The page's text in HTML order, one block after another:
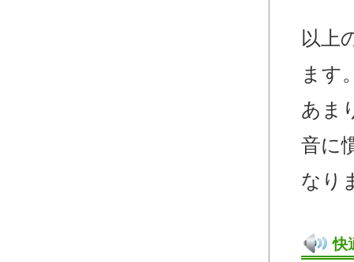
以上
ます
あま
音に
なり
快